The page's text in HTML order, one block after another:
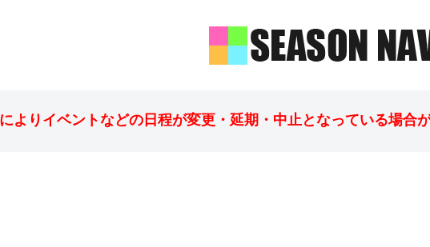
よりイベントなどの日程が変更・延期・中止となっている場合